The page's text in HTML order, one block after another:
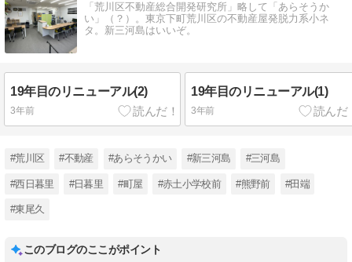
「荒川区不動産総合開発研究所」略して「あらそうか
い」（？）。東京下町荒川区の不動産屋発脱力系小ネ
タ。新三河島はいいぞ。
19年目のリニューアル(2)
3年前
19年目のリニューアル(1)
3年前
#荒川区 #不動産 #あらそうかい #新三河島 #三河島
#西日暮里 #日暮里 #町屋 #赤土小学校前 #熊野前 #田端
#東尾久
このブログのここがポイント